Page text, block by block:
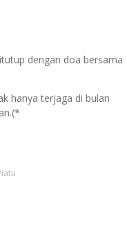
dengan doa bersama
hanya terjaga di bulan